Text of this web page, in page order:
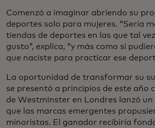
Comenzó a imaginar abriendo su
deportes solo para mujeres. “Sería
tiendas de deportes en las que tal
gusto”, explica, “y más como si
que naciste para practicar ese
La oportunidad de transformar su
se presentó a principios de este año
de Westminster en Londres lanzó
que las marcas emergentes
minoristas. El ganador recibiría